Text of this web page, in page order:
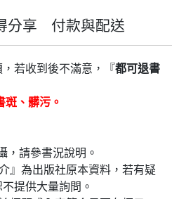
分享 付款與配送
若收到後不滿意，『都可退書
、髒污。
，請參書況說明。
』為出版社原本資料，若有疑
提供大量詢問。